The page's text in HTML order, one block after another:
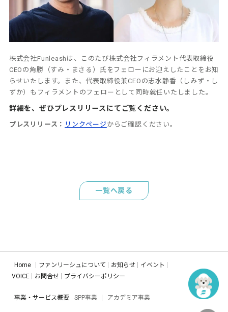
株式会社Funleashは、このたび株式会社フィラメント代表取締役
CEOの角勝（すみ・まさる）氏をフェローにお迎えしたことをお知
らせいたします。また、代表取締役兼CEOの志水静香（しみず・し
ずか）もフィラメントのフェローとして同時就任いたしました。
詳細を、ぜひプレスリリースにてご覧ください。
プレスリリース： リンクページ からご確認ください。
一覧へ戻る
Home ファンリーシュについて お知らせ
イベント
VOICE
お問合せ プライバシーポリシー
事業・サービス概要 SPP事業 アカデミア事業